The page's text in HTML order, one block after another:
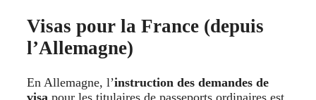
Visas pour la France (depuis
l’Allemagne)
En Allemagne, l’instruction des demandes de
visa pour les titulaires de passeports ordinaires est